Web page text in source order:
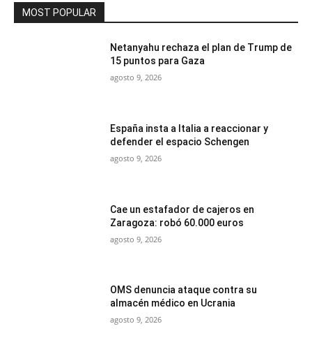
MOST POPULAR
Netanyahu rechaza el plan de Trump de
15 puntos para Gaza
agosto 9, 2026
España insta a Italia a reaccionar y
defender el espacio Schengen
agosto 9, 2026
Cae un estafador de cajeros en
Zaragoza: robó 60.000 euros
agosto 9, 2026
OMS denuncia ataque contra su
almacén médico en Ucrania
agosto 9, 2026